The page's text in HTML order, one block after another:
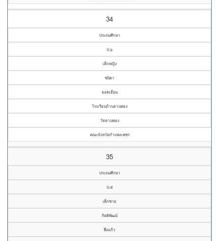
34
ประถมศึกษา
ป.๖
เด็กหญิง
ชนิตา
ยอดเยี่ยม
โรงเรียนบ้านลานทอง
วัดลานทอง
คณะจังหวัดกำแพงเพชร
35
ประถมศึกษา
ป.๕
เด็กชาย
กิตติพัฒน์
พึ่งแก้ว